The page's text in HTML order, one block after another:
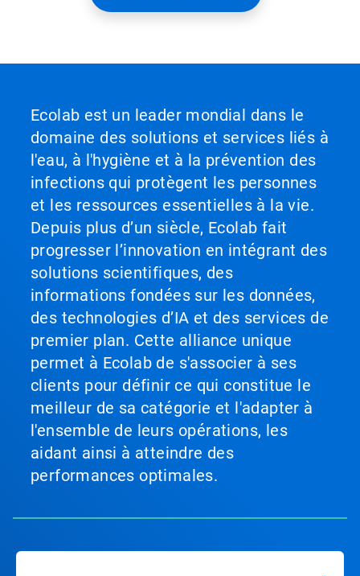
Ecolab est un leader mondial dans le
domaine des solutions et services liés à
l'eau, à l'hygiène et à la prévention des
infections qui protègent les personnes
et les ressources essentielles à la vie.
Depuis plus d’un siècle, Ecolab fait
progresser l’innovation en intégrant des
solutions scientifiques, des
informations fondées sur les données,
des technologies d’IA et des services de
premier plan. Cette alliance unique
permet à Ecolab de s'associer à ses
clients pour définir ce qui constitue le
meilleur de sa catégorie et l'adapter à
l'ensemble de leurs opérations, les
aidant ainsi à atteindre des
performances optimales.